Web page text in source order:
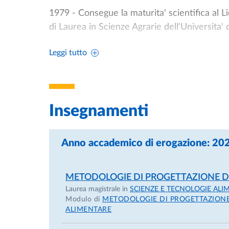
Leggi tutto
1979 - Consegue la maturita' scientifica al
di Laurea in Scienze Agrarie dell'Universita'
1983 - Inizia, in qualita' di tesista, a
sotto la direzione scientifica del Prof. C.R.
1984 - Si laurea in Scienze Agrarie, con la
1985 - Viene chiamato a prestare il servizio
(Dipartimento di Protezione e
sensi del regolamento approvato dagli
Insegnamenti
Anno accademico di erogazione:
METODOLOGIE DI PROGETTAZIONE
Laurea magistrale in SCIENZE E TECNOLOGIE
Modulo di METODOLOGIE DI
ALIMENTARE